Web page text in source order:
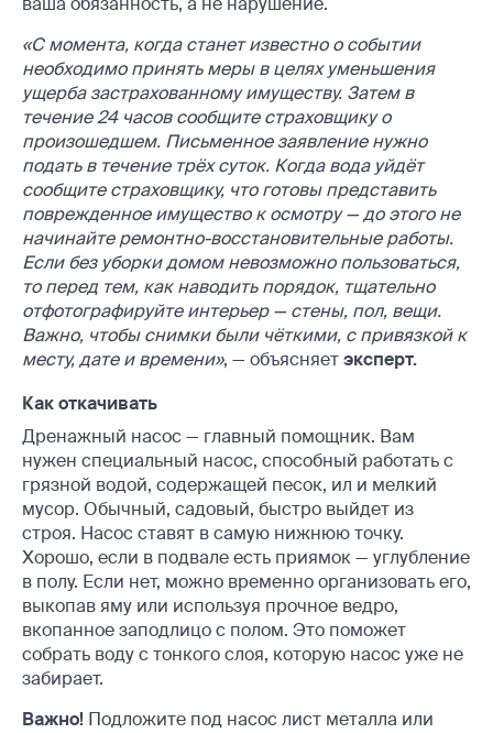
«С момента, когда станет известно о событии
необходимо принять меры в целях уменьшения
ущерба застрахованному имуществу. Затемв
течение 24 часов сообщите страховщику о
произошедшем. Письменное заявление нужно
подать в течение трёх суток. Когда вода уйдёт
сообщите страховщику, что готовы представить
поврежденное имущество к осмотру — до этого не
начинайте ремонтно-восстановительные работы.
Если без уборки домом невозможно пользоваться,
то перед тем, как наводить порядок, тщательно
отфотографируйте интерьер — стены, пол, вещи.
Важно, чтобы снимки были чёткими, с привязкой к
месту, дате и времени», — объясняетэксперт.
Как откачивать
Дренажный насос — главный помощник. Вам
нужен специальный насос, способный работать с
грязной водой, содержащей песок, ил и мелкий
мусор. Обычный, садовый, быстро выйдет из
строя. Насос ставят в самую нижнюю точку.
Хорошо, если в подвале есть приямок — углубление
в полу. Если нет, можно временно организовать его,
выкопав яму или используя прочное ведро,
вкопанное заподлицо с полом. Это поможет
собрать воду с тонкого слоя, которую насос уже не
забирает.
Важно! Подложите под насос лист металла или